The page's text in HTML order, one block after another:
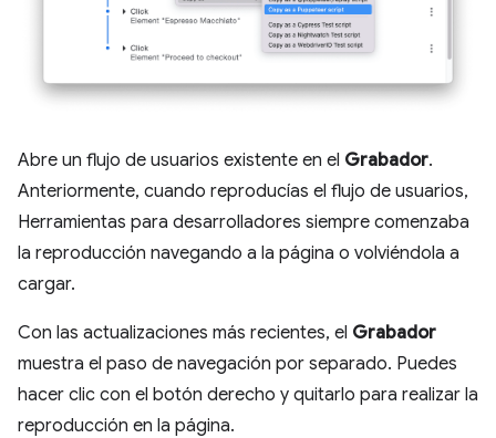
Abre un flujo de usuarios existente en el Grabador.
Anteriormente, cuando reproducías el flujo de usuarios,
Herramientas para desarrolladores siempre comenzaba
la reproducción navegando a la página o volviéndola a
cargar.
Con las actualizaciones más recientes, el Grabador
muestra el paso de navegación por separado. Puedes
hacer clic con el botón derecho y quitarlo para realizar la
reproducción en la página.